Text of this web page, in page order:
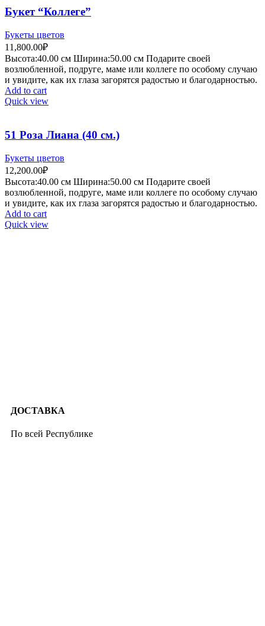
Букет “Коллеге”
Букеты цветов
11,800.00₽
Высота:40.00 см Ширина:50.00 см Подарите своей
возлюбленной, подруге, маме или коллеге по особому случаю
и увидите, как их глаза загорятся радостью и благодарностью.
Add to cart
Quick view
51 Роза Лиана (40 см.)
Букеты цветов
12,200.00₽
Высота:40.00 см Ширина:50.00 см Подарите своей
возлюбленной, подруге, маме или коллеге по особому случаю
и увидите, как их глаза загорятся радостью и благодарностью.
Add to cart
Quick view
ДОСТАВКА
По всей Республике